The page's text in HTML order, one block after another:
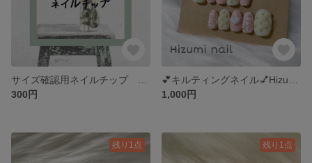
300円
1,000円
残り1点 残り1点